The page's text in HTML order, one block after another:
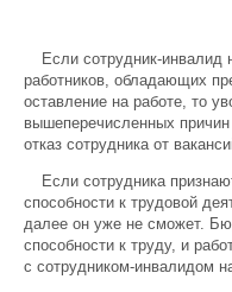
Если сотрудник-инвалид
работников, обладающих
оставление на работе, то
вышеперечисленных причин
отказ сотрудника от
Если сотрудника
способности к трудовой
далее он уже не сможет.
способности к труду, и
с сотрудником-инвалидом